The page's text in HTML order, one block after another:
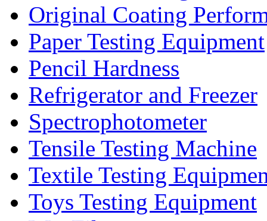
Original Coating
Paper Testing Equipment
Pencil Hardness
Refrigerator and Freezer
Spectrophotometer
Tensile Testing Machine
Textile Testing
Toys Testing Equipment